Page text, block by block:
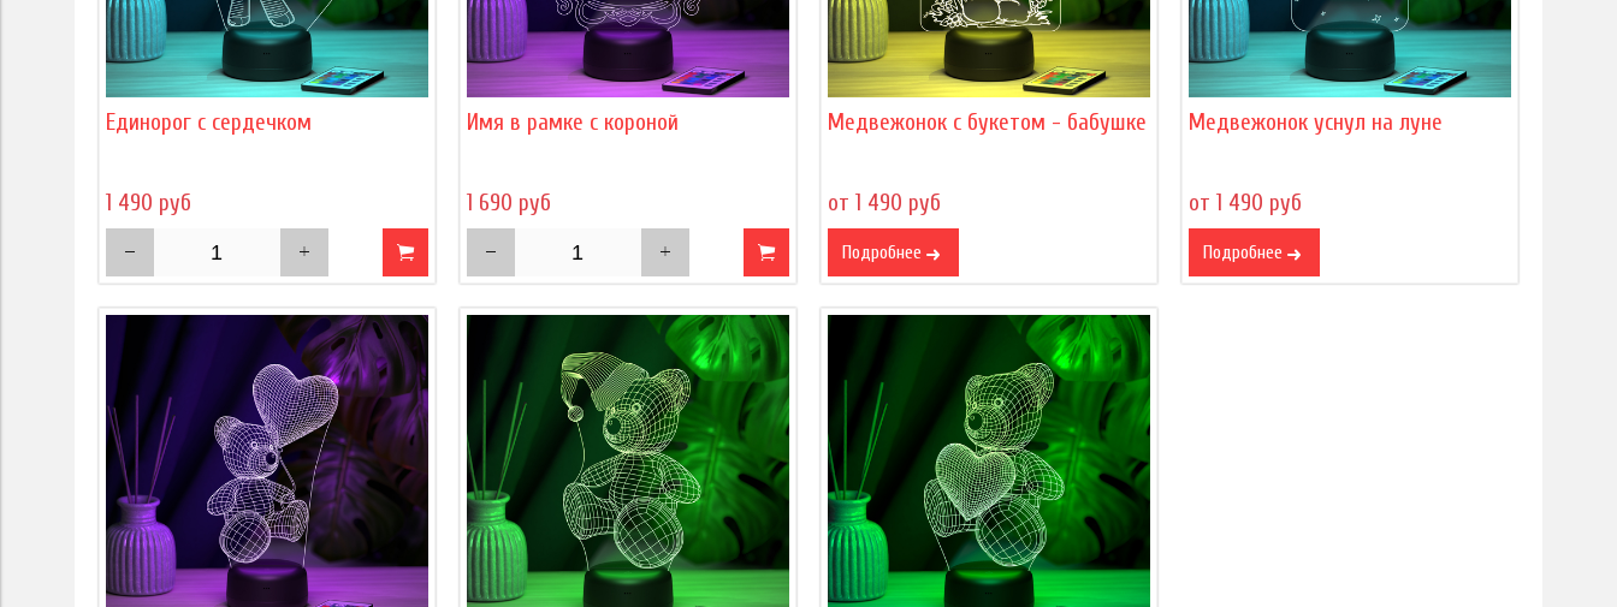
Единорог с сердечком
1 490 руб
Имя в рамке с короной
1 690 руб
Медвежонок с букетом - бабушке
от 1 490 руб
Подробнее
Медвежонок уснул на луне
от 1 490 руб
Подробнее